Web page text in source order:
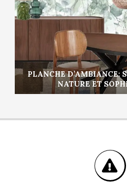
PLANCHE D’AMBIANCE:
NATURE ET